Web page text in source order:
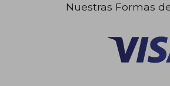
Nuestras Formas